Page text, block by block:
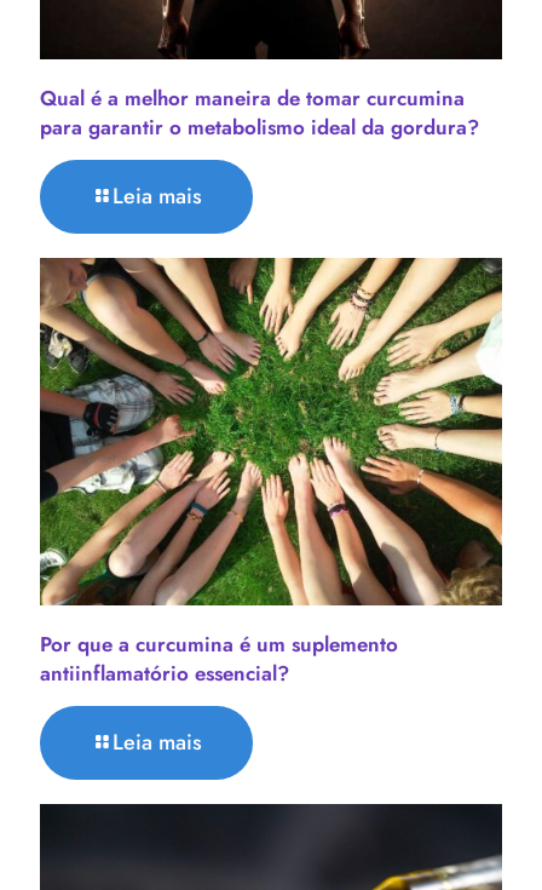
Qual é a melhor maneira de tomar curcumina
para garantir o metabolismo ideal da gordura?
Leia mais
Por que a curcumina é um suplemento
antiinflamatório essencial?
Leia mais